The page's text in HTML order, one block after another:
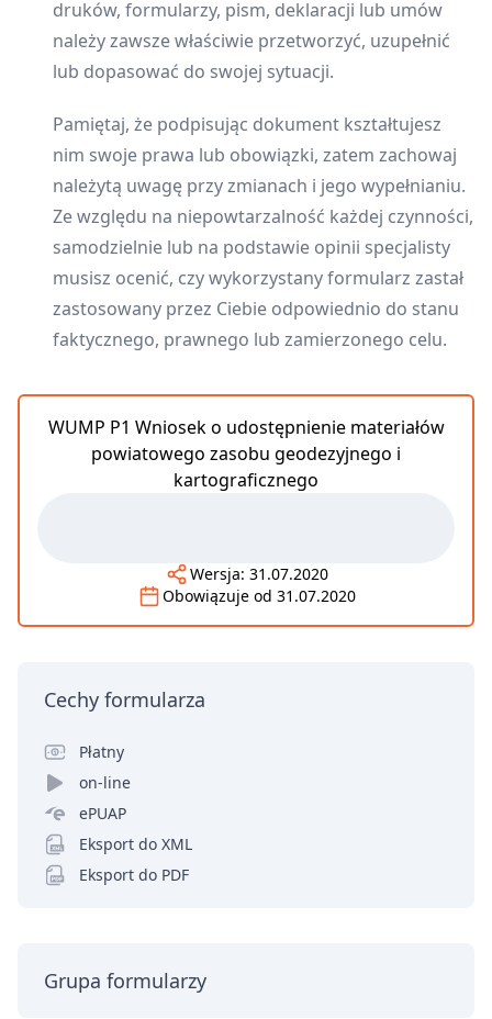
druków, formularzy, pism, deklaracji lub umów
należy zawsze właściwie przetworzyć, uzupełnić
lub dopasować do swojej sytuacji.
Pamiętaj, że podpisując dokument kształtujesz
nim swoje prawa lub obowiązki, zatem zachowaj
należytą uwagę przy zmianach i jego wypełnianiu.
Ze względu na niepowtarzalność każdej czynności,
samodzielnie lub na podstawie opinii specjalisty
musisz ocenić, czy wykorzystany formularz zastał
zastosowany przez Ciebie odpowiednio do stanu
faktycznego, prawnego lub zamierzonego celu.
WUMP P1 Wniosek o udostępnienie materiałów
powiatowego zasobu geodezyjnego i
kartograficznego
Wersja: 31.07.2020
Obowiązuje od 31.07.2020
Cechy formularza
Płatny
on-line
ePUAP
Eksport do XML
Eksport do PDF
Grupa formularzy